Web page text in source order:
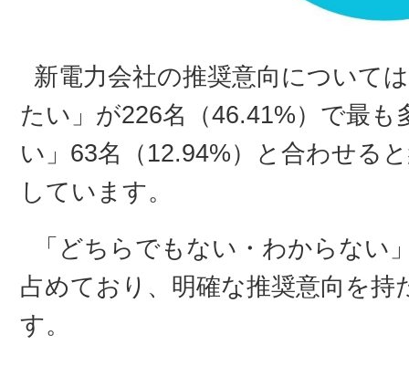
新電力会社の推奨意向について
たい」が226名（46.41%）で最
い」63名（12.94%）と合わせる
しています。
「どちらでもない・わからない
占めており、明確な推奨意向を
す。